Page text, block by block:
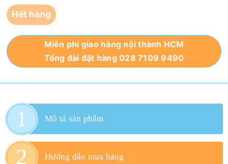
Hết hàng
Miễn phí giao hàng nội thành HCM
Tổng đài đặt hàng 028 7109 9490
Mô tả sản phẩm
Hướng dẫn mua hàng